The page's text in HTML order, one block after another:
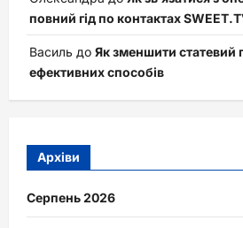
повний гід по контактах
Василь до Як зменшити статевий
ефективних способів
Архіви
Серпень 2026